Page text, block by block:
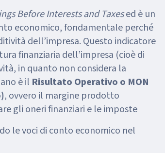
Before Interests and Taxesed è un
economico, fondamentale perché
dell’impresa. Questo indicatore
finanziaria dell’impresa (cioè di
in quanto non considera la
è il Risultato Operativo o MON
, ovvero il margine prodotto
gli oneri finanziari e le imposte
le voci di conto economico nel